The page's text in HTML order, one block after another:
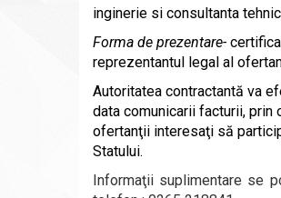
inginerie si consultanta
Forma de prezentare-
reprezentantul legal al
Autoritatea contractantă va
data comunicarii facturii, prin
ofertanţii interesaţi să
Statului.
Informaţii suplimentare se